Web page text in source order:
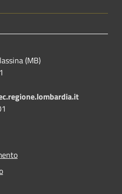
(MB)